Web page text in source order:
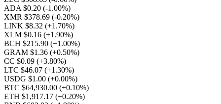
ADA $0.20 (-1.00%)
XMR $378.69 (-0.20%)
LINK $8.32 (+1.70%)
XLM $0.16 (+1.90%)
BCH $215.90 (+1.00%)
GRAM $1.36 (+0.50%)
CC $0.09 (+3.80%)
LTC $46.07 (+1.30%)
USDG $1.00 (+0.00%)
BTC $64,930.00 (+0.10%)
ETH $1,917.17 (+0.20%)